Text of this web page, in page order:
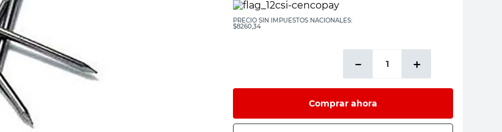
PRECIO SIN IMPUESTOS NACIONALES:
$8260,34
＋
－
Comprar ahora